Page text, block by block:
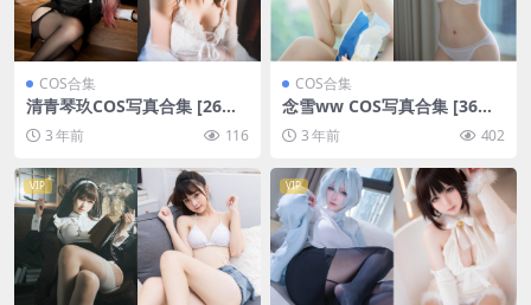
COS合集
清青琴玖COS写真合集 [26套]
[持续更新]
3 年前 116
COS合集
念雪ww COS写真合集 [36套]
[持续更新]
3 年前 402
VIP VIP